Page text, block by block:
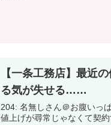
【一条工務店】最近
る気が失せる……
204: 名無しさん＠お腹いっぱい。 2023/12/13(水)
値上げが尋常じゃなくて契